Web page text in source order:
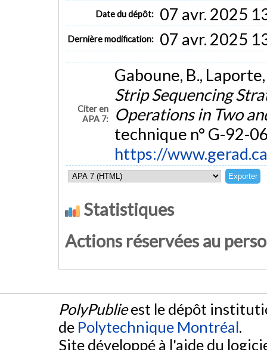
Date du dépôt: 07 avr. 2025
Dernière modification: 07 avr. 2025
Citer en
APA 7:
Gaboune, B.,
Strip Sequencing
Operations in Two
technique n° G-92-
https://
Statistiques
Actions réservées au
PolyPublieest le dépôt
de Polytechnique Montréal.
Site développé à l'aide du